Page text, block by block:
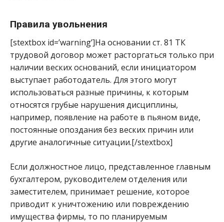
Правила увольнения
[stextbox id=’warning’]На основании ст. 81 ТК
трудовой договор может расторгаться только при
наличии веских оснований, если инициатором
выступает работодатель. Для этого могут
использоваться разные причины, к которым
относятся грубые нарушения дисциплины,
например, появление на работе в пьяном виде,
постоянные опоздания без веских причин или
другие аналогичные ситуации.[/stextbox]
Если должностное лицо, представленное главным
бухгалтером, руководителем отделения или
заместителем, принимает решение, которое
приводит к уничтожению или повреждению
имущества фирмы, то по планируемым